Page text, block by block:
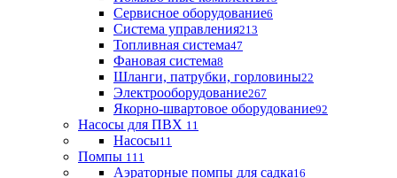
Сервисное оборудование6
Система управления213
Топливная система47
Фановая система8
Шланги, патрубки, горловины22
Электрооборудование267
Якорно-швартовое оборудование92
Насосы для ПВХ 11
Насосы11
Помпы 111
Аэраторные помпы для садка16